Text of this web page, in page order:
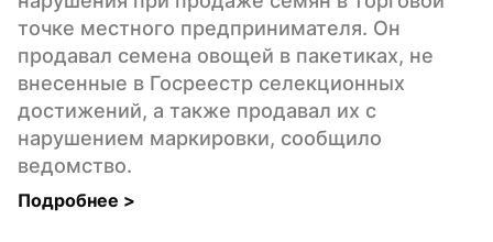
точке местного предпринимателя. Он
продавал семена овощей в пакетиках, не
внесенные в Госреестр селекционных
достижений, а также продавал их с
нарушением маркировки, сообщило
ведомство.
Подробнее >